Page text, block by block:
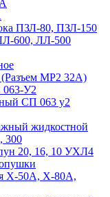
ПЗЛ-80, ПЗЛ-150
600, ЛЛ-500
МР2 32А)
063-У2
СП 063 у2
жидкостной
300
20, 16, 10 УХЛ4
Х-50А, Х-80А,